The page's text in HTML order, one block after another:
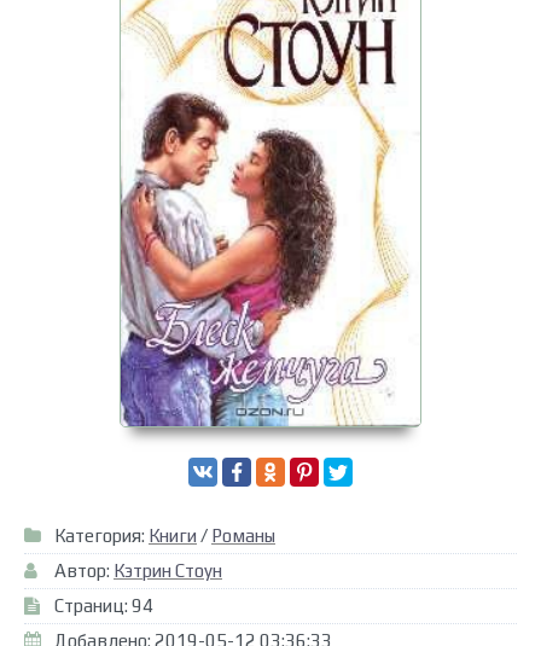
Категория: Книги / Романы
Автор: Кэтрин Стоун
Страниц: 94
Добавлено: 2019-05-12 03:36:33